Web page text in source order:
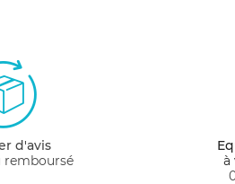
d'avis
remboursé
à